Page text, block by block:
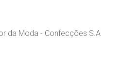
da Moda - Confecções S.A